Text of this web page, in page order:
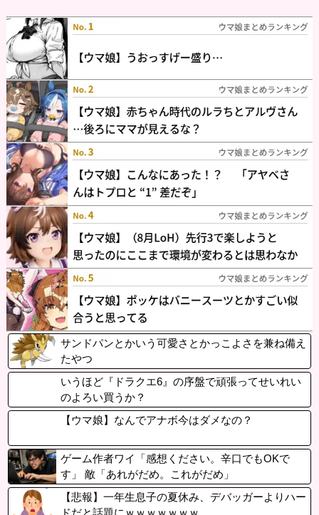
サンドパンとかいう可愛さとかっこよさを兼ね備え
たやつ
いうほど『ドラクエ6』の序盤で頑張ってせいれい
のよろい買うか？
【ウマ娘】なんでアナボ今はダメなの？
ゲーム作者ワイ「感想ください。辛口でもOKで
す」 敵「あれがだめ。これがだめ」
【悲報】一年生息子の夏休み、デバッガーよりハー
ドだと話題にｗｗｗｗｗｗｗ